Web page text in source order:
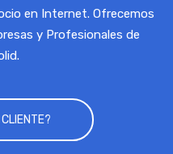
en Internet. Ofrecemos
y Profesionales de